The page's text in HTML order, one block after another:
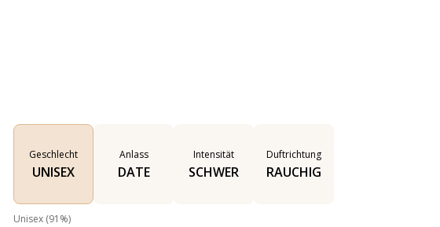
Geschlecht
UNISEX
Anlass
DATE
Intensität
SCHWER
Duftrichtung
RAUCHIG
Unisex (91 %)